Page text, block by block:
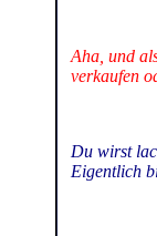
Aha, und
verkaufen
Du wirst
Eigentlich